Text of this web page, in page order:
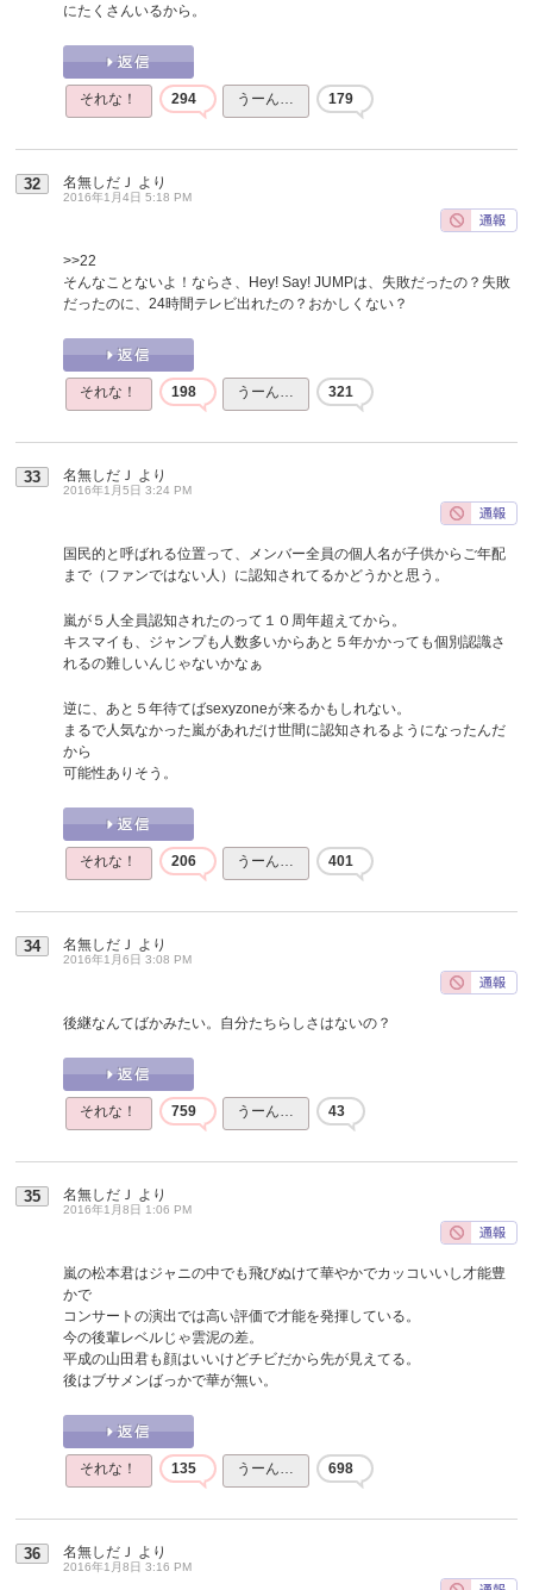
にたくさんいるから。
それな！ 294 うーん… 179
32 名無しだＪ より
2016年1月4日 5:18 PM
>>22
そんなことないよ！ならさ、Hey! Say! JUMPは、失敗だったの？失敗
だったのに、24時間テレビ出れたの？おかしくない？
それな！ 198 うーん… 321
33 名無しだＪ より
2016年1月5日 3:24 PM
国民的と呼ばれる位置って、メンバー全員の個人名が子供からご年配
まで（ファンではない人）に認知されてるかどうかと思う。
嵐が５人全員認知されたのって１０周年超えてから。
キスマイも、ジャンプも人数多いからあと５年かかっても個別認識さ
れるの難しいんじゃないかなぁ
逆に、あと５年待てばsexyzoneが来るかもしれない。
まるで人気なかった嵐があれだけ世間に認知されるようになったんだ
から
可能性ありそう。
それな！ 206 うーん… 401
34 名無しだＪ より
2016年1月6日 3:08 PM
後継なんてばかみたい。自分たちらしさはないの？
それな！ 759 うーん… 43
35 名無しだＪ より
2016年1月8日 1:06 PM
嵐の松本君はジャニの中でも飛びぬけて華やかでカッコいいし才能豊
かで
コンサートの演出では高い評価で才能を発揮している。
今の後輩レベルじゃ雲泥の差。
平成の山田君も顔はいいけどチビだから先が見えてる。
後はブサメンばっかで華が無い。
それな！ 135 うーん… 698
36 名無しだＪ より
2016年1月8日 3:16 PM